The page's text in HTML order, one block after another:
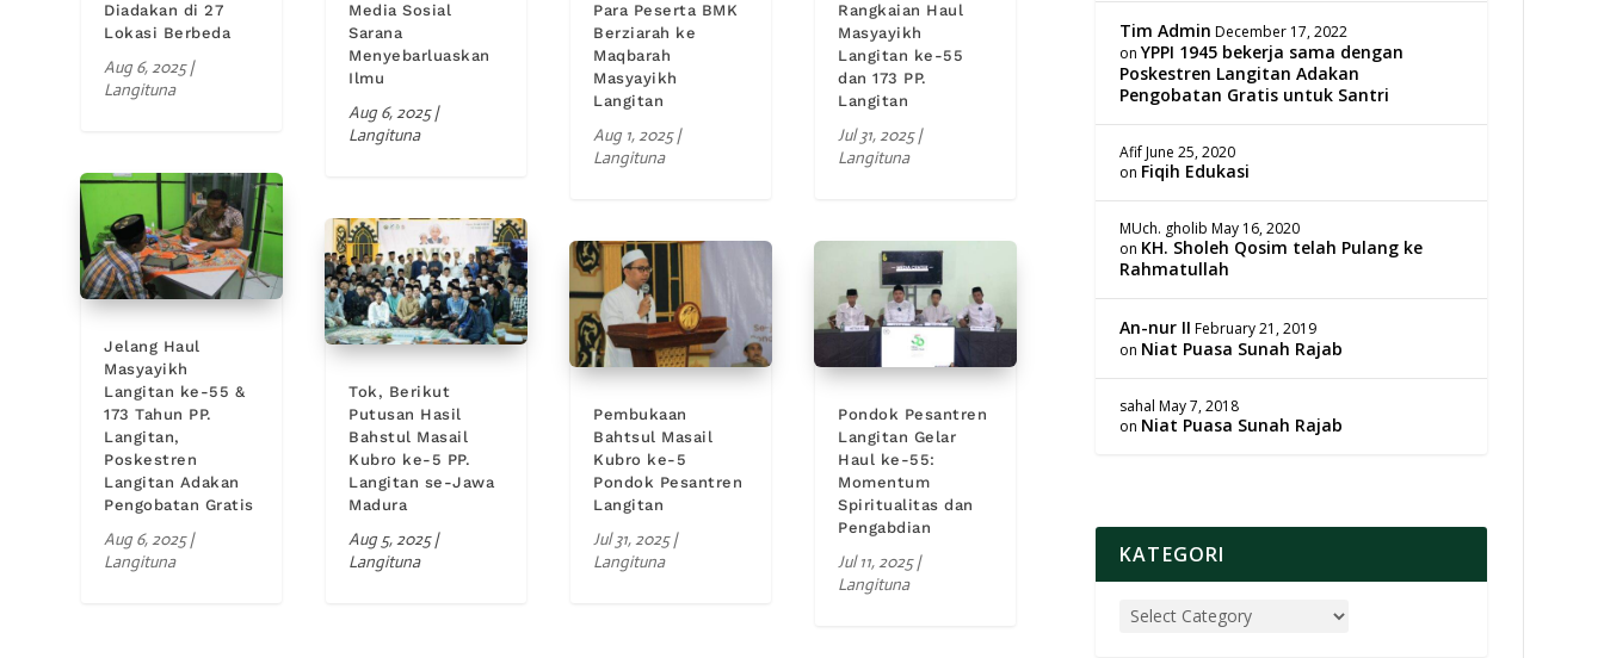
Diadakan di 27
Lokasi Berbeda
Aug 6, 2025|
Langituna
Jelang Haul
Masyayikh
Langitan ke-55 &
173 Tahun PP.
Langitan,
Poskestren
Langitan Adakan
Pengobatan Gratis
Aug 6, 2025|
Langituna
Media Sosial
Sarana
Menyebarluaskan
Ilmu
Aug 6, 2025|
Langituna
Tok, Berikut
Putusan Hasil
Bahstul Masail
Kubro ke-5 PP.
Langitan se-Jawa
Madura
Aug 5, 2025|
Langituna
Para Peserta BMK
Berziarah ke
Maqbarah
Masyayikh
Langitan
Aug 1, 2025|
Langituna
Pembukaan
Bahtsul Masail
Kubro ke-5
Pondok Pesantren
Langitan
Jul 31, 2025|
Langituna
Rangkaian Haul
Masyayikh
Langitan ke-55
dan 173 PP.
Langitan
Jul 31, 2025|
Langituna
Pondok Pesantren
Langitan Gelar
Haul ke-55:
Momentum
Spiritualitas dan
Pengabdian
Jul 11, 2025|
Langituna
Tim Admin December 17, 2022
onYPPI 1945 bekerja sama dengan
Poskestren Langitan Adakan
Pengobatan Gratis untuk Santri
AfifJune 25, 2020
on Fiqih Edukasi
MUch. gholib May 16, 2020
on KH. Sholeh Qosim telah Pulang ke
Rahmatullah
An-nur II February 21, 2019
on Niat Puasa Sunah Rajab
sahal May 7, 2018
on Niat Puasa Sunah Rajab
KATEGORI